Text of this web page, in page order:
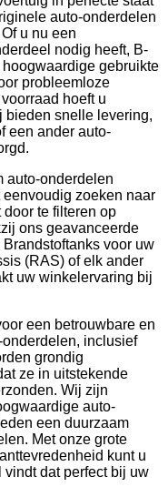
auto-onderdelen
u nu een
nodig heeft, B-
gebruikte
probleemloze
hoeft u
bieden snelle levering,
een ander auto-
auto-onderdelen
zoeken naar
te filteren op
ons geavanceerde
voor uw
(RAS) of elk ander
uw winkelervaring bij
een betrouwbare en
inclusief
grondig
ze in uitstekende
Wij zijn
auto-
een duurzaam
Met onze grote
kunt u
dat perfect bij uw